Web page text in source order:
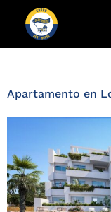
Zona de
Arroyo
Apartamento en